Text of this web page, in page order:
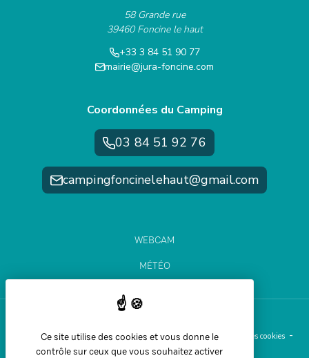
58 Grande rue
39460 Foncine le haut
+33 3 84 51 90 77
mairie@jura-foncine.com
Coordonnées du Camping
03 84 51 92 76
campingfoncinelehaut@gmail.com
WEBCAM
MÉTÉO
Aide et accessibilité Plan du site Mentions légales
Gestion des cookies
Politique de confidentialité
Ce site utilise des cookies et vous donne le
contrôle sur ceux que vous souhaitez activer